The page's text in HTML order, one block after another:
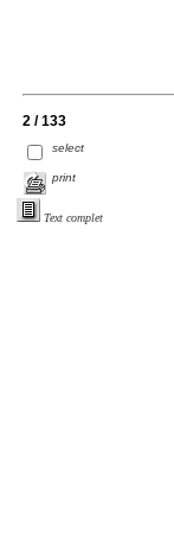
2 / 133
select
print
Text complet